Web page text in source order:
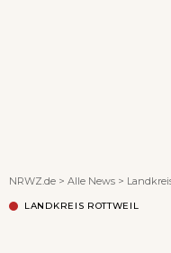
NRWZ.de > Alle News >
LANDKREIS ROTTWEIL